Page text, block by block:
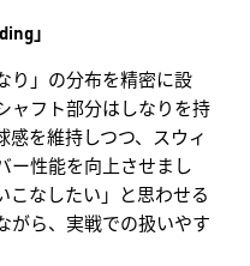
」
り」の分布を精密に設
ャフト部分はしなりを持
を維持しつつ、スウィ
ー性能を向上させまし
こなしたい」と思わせる
がら、実戦での扱いやす